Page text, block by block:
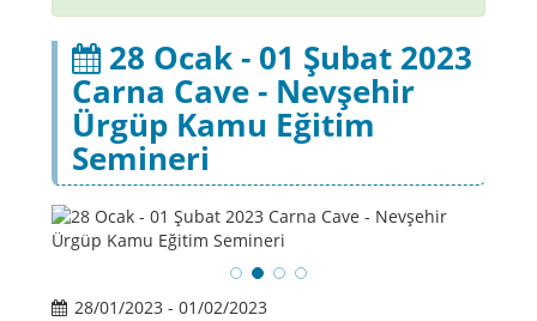
28 Ocak - 01 Şubat 2023
Carna Cave - Nevşehir
Ürgüp Kamu Eğitim
Semineri
28/01/2023 - 01/02/2023